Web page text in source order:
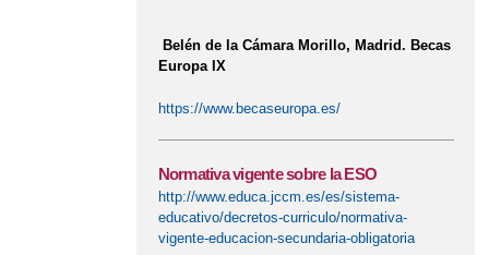
Belén de la Cámara Morillo, Madrid. Becas
Europa IX
https://www.becaseuropa.es/
Normativa vigente sobre la ESO
http://www.educa.jccm.es/es/sistema-
educativo/decretos-curriculo/normativa-
vigente-educacion-secundaria-obligatoria